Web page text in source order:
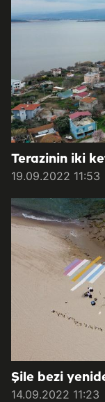
Terazinin iki
19.09.2022 11:53
Şile bezi
14.09.2022 11:23